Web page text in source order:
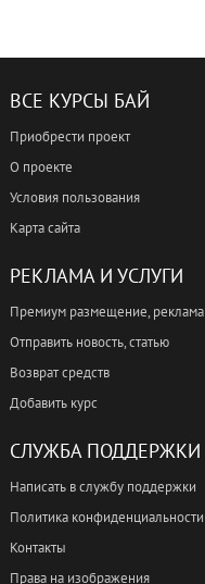
ВСЕ КУРСЫ БАЙ
Приобрести проект
О проекте
Условия пользования
Карта сайта
РЕКЛАМА И УСЛУГИ
Премиум размещение, реклама
Отправить новость, статью
Возврат средств
Добавить курс
СЛУЖБА ПОДДЕРЖКИ
Написать в службу поддержки
Политика конфиденциальности
Контакты
Права на изображения